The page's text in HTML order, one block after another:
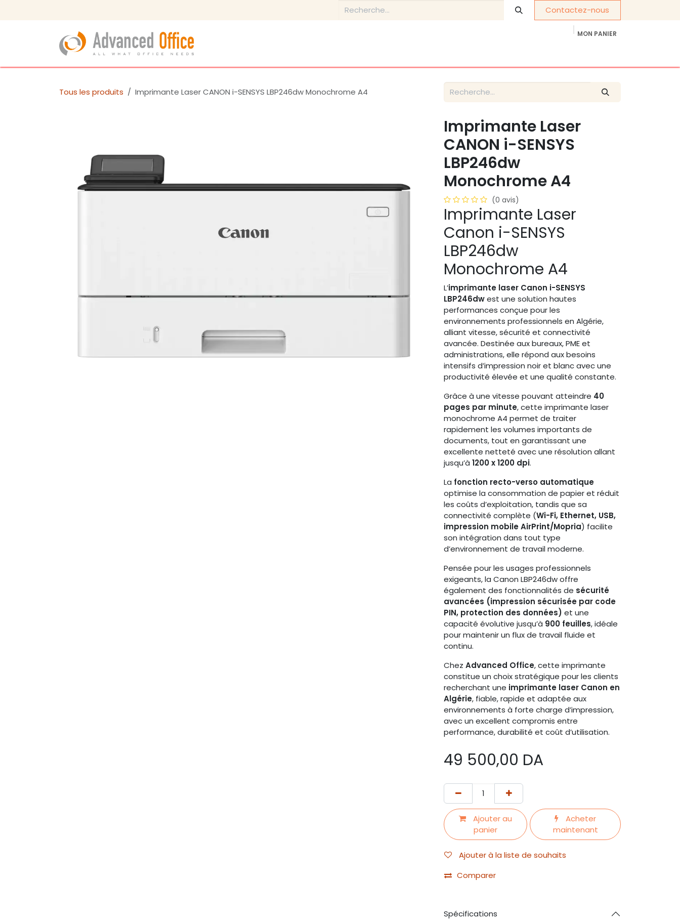
Contactez-nous
MON PANIER
Tous les produits Imprimante Laser CANON i-SENSYS LBP246dw Monochrome A4
Imprimante Laser
CANON i-SENSYS
LBP246dw
Monochrome A4
(0 avis)
Imprimante Laser
Canon i-SENSYS
LBP246dw
Monochrome A4
L’imprimante laser Canon i-SENSYS
LBP246dwest une solution hautes
performances conçue pour les
environnements professionnels en Algérie,
alliant vitesse, sécurité et connectivité
avancée. Destinée aux bureaux, PME et
administrations, elle répond aux besoins
intensifs d’impression noir et blanc avec une
productivité élevée et une qualité constante.
Grâce à une vitesse pouvant atteindre 40
pages par minute, cette imprimante laser
monochrome A4 permet de traiter
rapidement les volumes importants de
documents, tout en garantissant une
excellente netteté avec une résolution allant
jusqu’à 1200 x 1200 dpi.
La fonction recto-verso automatique
optimise la consommation de papier et réduit
les coûts d’exploitation, tandis que sa
connectivité complète (Wi-Fi, Ethernet, USB,
impression mobile AirPrint/Mopria) facilite
son intégration dans tout type
d’environnement de travail moderne.
Pensée pour les usages professionnels
exigeants, la Canon LBP246dw offre
également des fonctionnalités de sécurité
avancées (impression sécurisée par code
PIN, protection des données) et une
capacité évolutive jusqu’à 900 feuilles, idéale
pour maintenir un flux de travail fluide et
continu.
Chez Advanced Office, cette imprimante
constitue un choix stratégique pour les clients
recherchant une imprimante laser Canon en
Algérie, fiable, rapide et adaptée aux
environnements à forte charge d’impression,
avec un excellent compromis entre
performance, durabilité et coût d’utilisation.
49 500,00 DA
Ajouter au
panier
Acheter
maintenant
Ajouter à la liste de souhaits
Comparer
Spécifications